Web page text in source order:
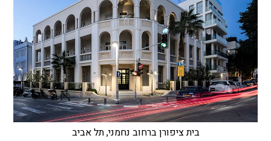
בית ציפורן ברחוב נחמני, תל אביב